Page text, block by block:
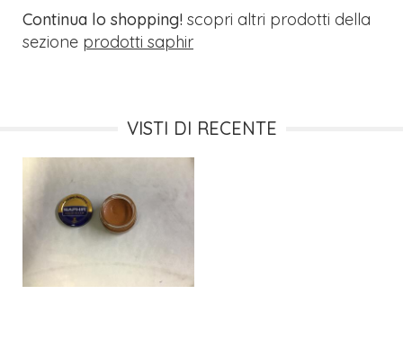
Continua lo shopping! scopri altri prodotti della
sezione prodotti saphir
VISTI DI RECENTE